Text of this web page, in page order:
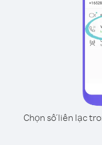
Chọn số liên lạc